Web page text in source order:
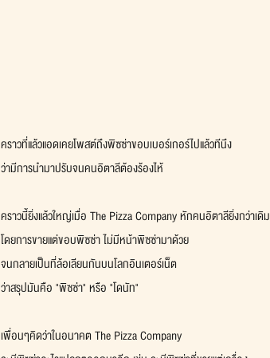
คราวที่แล้วแอดเคยโพสต์ถึงพิซซ่าขอบเบอร์เกอร์ไปแล้วทีนึง
ว่ามีการนำมาปรับจนคนอิตาลีต้องร้องไห้
คราวนี้ยิ่งแล้วใหญ่เมื่อ The Pizza Company หักคนอิตาลียิ่งกว่าเดิม
โดยการขายแต่ขอบพิซซ่า ไม่มีหน้าพิซซ่ามาด้วย
จนกลายเป็นที่ล้อเลียนกันบนโลกอินเตอร์เน็ต
ว่าสรุปมันคือ "พิซซ่า" หรือ "โดนัท"
เพื่อนๆคิดว่าในอนาคต The Pizza Company